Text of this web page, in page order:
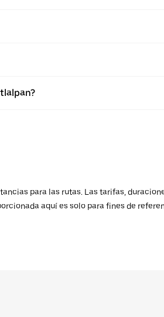
para las rutas. Las tarifas,
aquí es solo para fines de